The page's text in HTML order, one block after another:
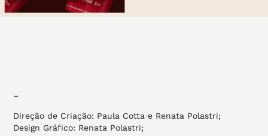
–
Direção de Criação: Paula Cotta e Renata Polastri;
Design Gráfico: Renata Polastri;